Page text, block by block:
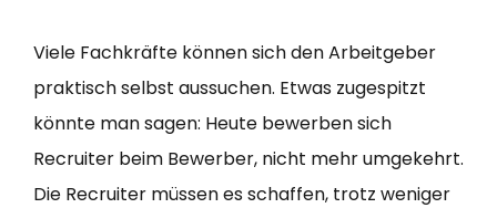
Viele Fachkräfte können sich den Arbeitgeber
praktisch selbst aussuchen. Etwas zugespitzt
könnte man sagen: Heute bewerben sich
Recruiter beim Bewerber, nicht mehr umgekehrt.
Die Recruiter müssen es schaffen, trotz weniger